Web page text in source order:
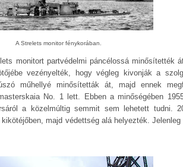
A Strelets monitor fénykorában.
monitort partvédelmi páncélossá minősítették
vezényelték, hogy végleg kivonják a
műhellyé minősítetták át, majd ennek
No. 1 lett. Ebben a minőségében
a közelmúltig semmit sem lehetett tudni.
majd védettség alá helyezték. Jelenleg